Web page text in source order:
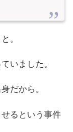
。
いました。
だから。
るという事件